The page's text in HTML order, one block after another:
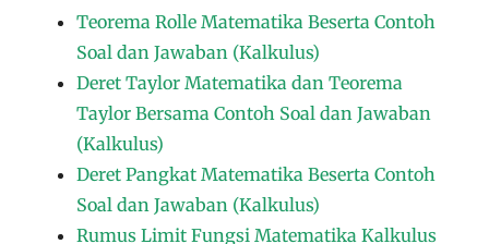
Teorema Rolle Matematika Beserta Contoh
Soal dan Jawaban (Kalkulus)
Deret Taylor Matematika dan Teorema
Taylor Bersama Contoh Soal dan Jawaban
(Kalkulus)
Deret Pangkat Matematika Beserta Contoh
Soal dan Jawaban (Kalkulus)
Rumus Limit Fungsi Matematika Kalkulus